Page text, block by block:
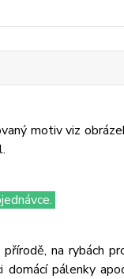
motiv viz
na rybách
pálenky